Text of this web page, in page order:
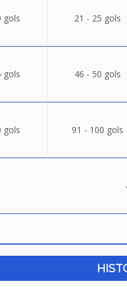
gols 21 - 25 gols
gols 46 - 50 gols
gols 91 - 100 gols